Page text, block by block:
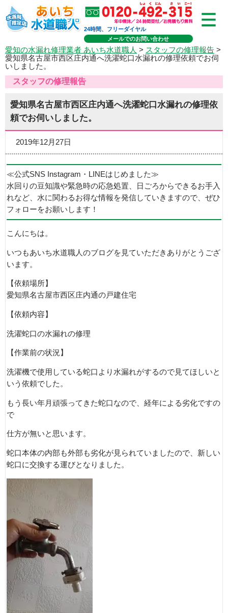
24時間、フリーダイヤル
メールでのお問い合わせ
愛知の水漏れ修理業者 あいち水道職人 > スタッフの修理報告 >
愛知県名古屋市西区庄内通へ洗濯蛇口水漏れの修理依頼でお伺
いしました。
スタッフの修理報告
愛知県名古屋市西区庄内通へ洗濯蛇口水漏れの修理依
頼でお伺いしました。
2019年12月27日
≪公式SNS Instagram・LINEはじめました≫
水回りの豆知識や緊急時の応急処置、日ごろからできるお手入
れなど、水に関わるお得な情報を発信していきますので、ぜひ
フォローをお願いします！
こんにちは。
いつもあいち水道職人のブログを見ていただきありがとうござ
います。
【依頼場所】
愛知県名古屋市西区庄内通の戸建住宅
【依頼内容】
洗濯蛇口の水漏れの修理
【作業前の状況】
洗濯機で使用している蛇口より水漏れがするので見てほしいと
いう依頼でした。
もう長い年月頑張ってきた蛇口なので、経年による劣化ですの
で
仕方が無いと思います。
蛇口本体の内部も外部も劣化が見られていましたので、新しい
蛇口に交換する運びとなりました。